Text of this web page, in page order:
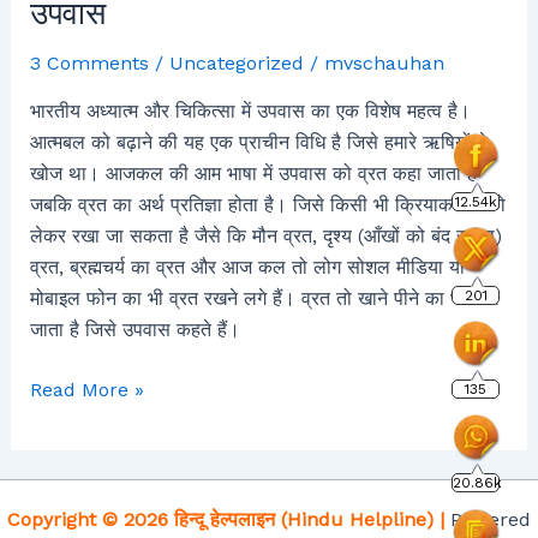
उपवास
3 Comments / Uncategorized / mvschauhan
भारतीय अध्यात्म और चिकित्सा में उपवास का एक विशेष महत्व है।
आत्मबल को बढ़ाने की यह एक प्राचीन विधि है जिसे हमारे ऋषियों ने
खोज था। आजकल की आम भाषा में उपवास को व्रत कहा जाता है
जबकि व्रत का अर्थ प्रतिज्ञा होता है। जिसे किसी भी क्रियाकलाप को
लेकर रखा जा सकता है जैसे कि मौन व्रत, दृश्य (आँखों को बंद रखना)
व्रत, ब्रह्मचर्य का व्रत और आज कल तो लोग सोशल मीडिया या
मोबाइल फोन का भी व्रत रखने लगे हैं। व्रत तो खाने पीने का भी रखा
जाता है जिसे उपवास कहते हैं।
Read More »
Copyright © 2026 हिन्दू हेल्पलाइन (Hindu Helpline) | Powered
12.54k
201
135
20.86k